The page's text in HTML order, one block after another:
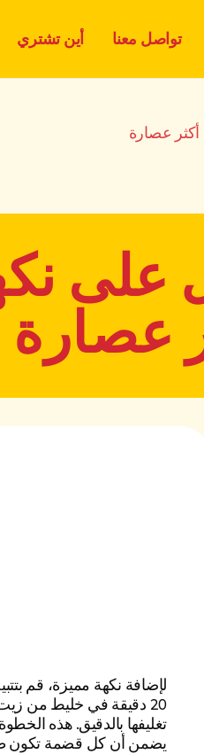
تواصل معنا أين تشتري
عصارة
على
عصارة
20 دقيقة في خليط من
تغليفها بالدقيق. هذه
يضمن أن كل قضمة تكون